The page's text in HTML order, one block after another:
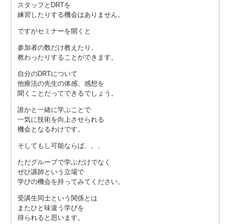
スタッフとDRTを
練習したりする機会はありません。
ですがセミナーを開くと
参加者の数だけ教えたり、
教わったりすることができます。
自分のDRTについて
他療法の先生の体感、感想を
聞くことだってできるでしょう。
誰かと一緒に学ぶことで
一気に技術を向上させられる
機会となるわけです。
そしてもし可能ならば、、、
ただグループで学ぶだけでなく
ぜひ講師という立場で
学びの機会を持ってみてください。
受講生同士という関係とは
またひと味違う学びを
得られると思います。